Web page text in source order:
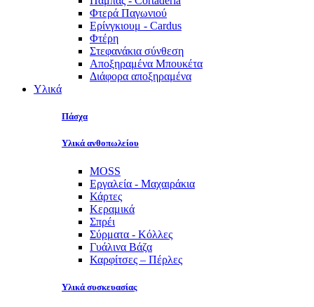
Φτερά Παγωνιού
Ερίνγκιουμ - Cardus
Φτέρη
Στεφανάκια σύνθεση
Αποξηραμένα Μπουκέτα
Διάφορα αποξηραμένα
Υλικά
Πάσχα
Υλικά ανθοπωλείου
MOSS
Εργαλεία - Μαχαιράκια
Κάρτες
Κεραμικά
Σπρέι
Σύρματα - Κόλλες
Γυάλινα Βάζα
Καρφίτσες – Πέρλες
Υλικά συσκευασίας